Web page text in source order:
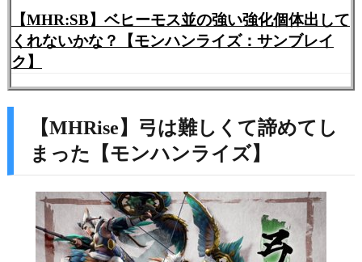
【MHR:SB】ベヒーモス並の強い強化個体出して
くれないかな？【モンハンライズ：サンブレイ
ク】
【MHRise】弓は難しくて諦めてし
まった【モンハンライズ】